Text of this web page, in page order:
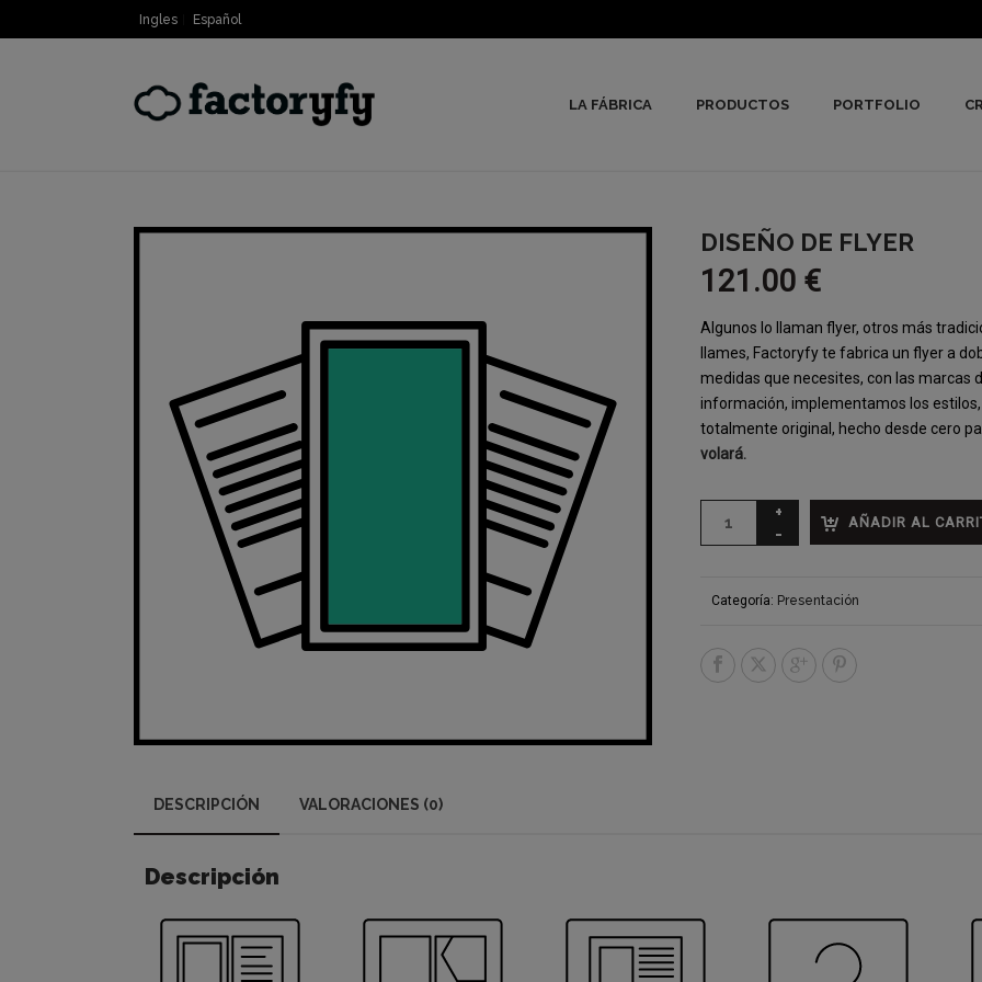
Ingles Español
LA FÁBRICA PRODUCTOS PORTFOLIO
DISEÑO DE FLYER
121.00 €
Algunos lo llaman flyer, otros más
llames, Factoryfy te fabrica un flyer a
medidas que necesites, con las marcas
información, implementamos los
totalmente original, hecho desde cero
volará.
AÑADIR AL
Categoría: Presentación
DESCRIPCIÓN VALORACIONES (0)
Descripción